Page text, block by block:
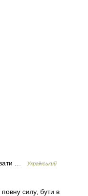
…
Український
силу, бути в